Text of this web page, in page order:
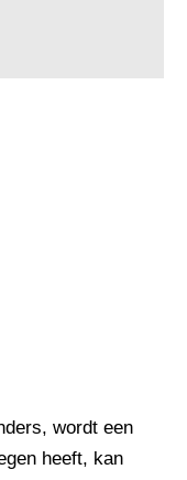
wordt een
heeft, kan